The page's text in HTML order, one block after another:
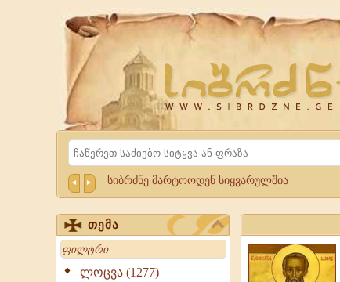
Website
Sibrdzne.ge
Search
სიბრძნე მარტოოდენ სიყვარულშია
თემა
Search
ლოცვა (1277)